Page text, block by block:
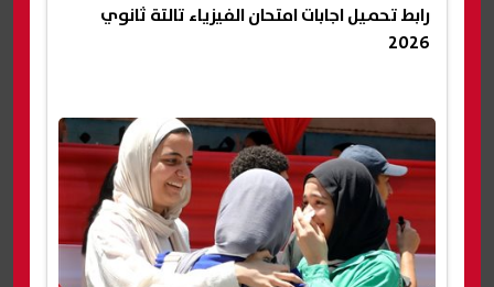
رابط تحميل اجابات امتحان الفيزياء تالتة ثانوي
2026